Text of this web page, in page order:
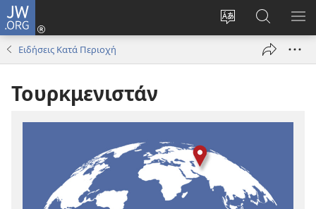
JW.ORG
Αλλαγή
γλώσσας
ιστότοπου
Σύνδεση
(ανοίγει
παράθυρο)
στο
JW.ORG
Ειδήσεις Κατά Περιοχή
Τουρκμενιστάν